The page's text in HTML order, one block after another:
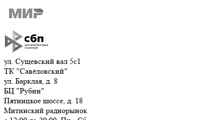
ул. Сущевский вал 5с1
ТК "Савёловский"
ул. Барклая, д. 8
БЦ "Рубин"
Пятницкое шоссе, д. 18
Митинский радиорынок